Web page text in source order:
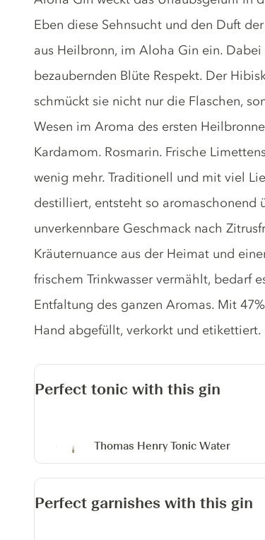
Eben diese Sehnsucht und den Duft
aus Heilbronn, im Aloha Gin ein.
bezaubernden Blüte Respekt. Der
schmückt sie nicht nur die Flaschen,
Wesen im Aroma des ersten
Kardamom. Rosmarin. Frische
wenig mehr. Traditionell und mit viel
destilliert, entsteht so aromaschonend
unverkennbare Geschmack nach
Kräuternuance aus der Heimat und
frischem Trinkwasser vermählt, bedarf
Entfaltung des ganzen Aromas. Mit
Hand abgefüllt, verkorkt und etikettiert.
Perfect tonic with this gin
Thomas Henry Tonic Water
Perfect garnishes with this gin